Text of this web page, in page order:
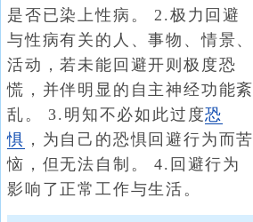
是否已染上性病。 2.极力回避
与性病有关的人、事物、情景、
活动，若未能回避开则极度恐
慌，并伴明显的自主神经功能紊
乱。 3.明知不必如此过度恐
惧 ，为自己的恐惧回避行为而苦
恼，但无法自制。 4.回避行为
影响了正常工作与生活。